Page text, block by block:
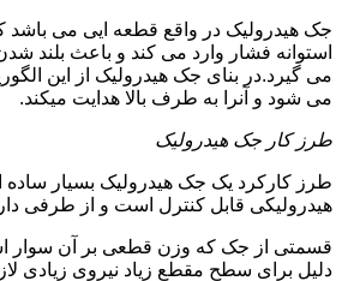
جک هیدرولیک در واقع قطعه ایی می باشد
استوانه فشار وارد می کند و باعث بلند
می گیرد.در بنای جک هیدرولیک از این
می شود و آنرا به طرف بالا هدایت میکند.
طرز کار جک هیدرولیک
طرز کارکرد یک جک هیدرولیک بسیار
هیدرولیکی قابل کنترل است و از طرفی
قسمتی از جک که وزن قطعی بر آن سوار
دلیل برای سطح مقطع زیاد نیروی زیادی